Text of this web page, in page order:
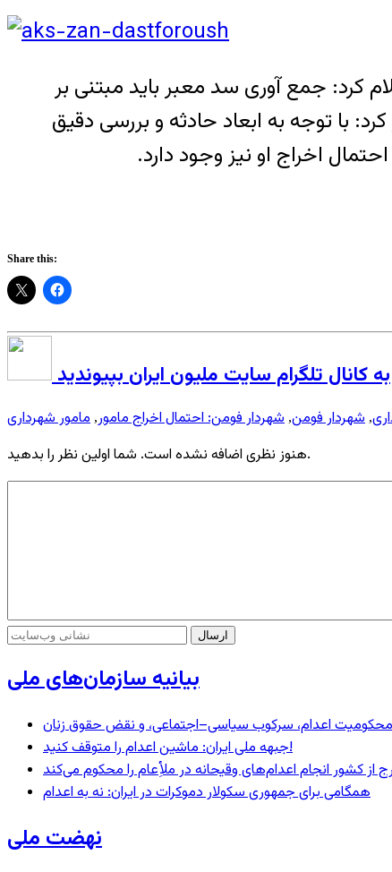
کرد: جمع آوری سد معبر باید مبتنی بر
با توجه به ابعاد حادثه و بررسی دقیق
اخراج او نیز وجود دارد.
Share this:
به کانال تلگرام سایت ملیون ایران بپیوندید
, شهردار فومن, شهردار فومن: احتمال اخراج مامور, مامور شهرداری
هنوز نظری اضافه نشده است. شما اولین نظر را بدهید.
بیانیه سازمان‌های ملی
محکومیت اعدام، سرکوب سیاسی–اجتماعی، و نقض حقوق زنان
جبهه ملی ایران: ماشین اعدام را متوقف کنید!
از کشور انجام اعدام‌های وقیحانه در ملأِعام را محکوم می‌کند
همگامی برای جمهوری سکولار دموکرات در ایران: نه به اعدام
نهضت ملی